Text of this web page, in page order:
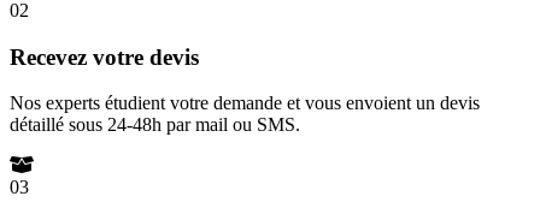
02
Recevez votre devis
Nos experts étudient votre demande et vous envoient un devis
détaillé sous 24-48h par mail ou SMS.
03